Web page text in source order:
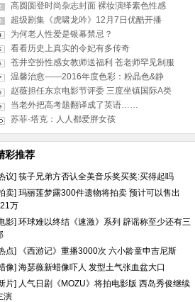
高圆圆登时尚杂志封面 裸妆演绎素色性感
超级剧集《虎啸龙吟》12月7日优酷开播
为何老人性爱是银幕禁忌？
看看历史上真实的令妃有多传奇
苍井空扮性感女教师送福利 苍老师罕见制服
温馨治愈——2016年度色彩：粉晶色&静
赵薇担任东京电影节评委 三度坐镇国际A类
当老外把高考题翻译成了英语……
苏菲·塔克：人人都爱胖女孩
彩推荐
议] 筷子兄弟方否认全美音乐奖买奖:买得起吗
卖] 玛丽莲梦露300件遗物将拍卖 预计可以售出
万
影] 环球难以终结《速激》系列 辟谣称至少还有三
点]
《西游记》重播3000次 六小龄童申吉尼斯
像] 海瑟薇新蜡像吓人 发型土气张血盆大口
片] 人气日剧《MOZU》将拍电影版 西岛秀俊继续
演